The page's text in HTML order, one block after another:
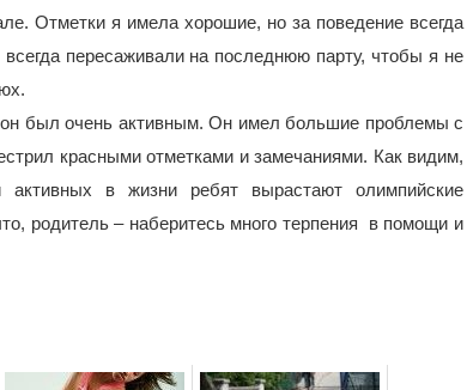
Отметки я имела хорошие, но за поведение всегда
пересаживали на последнюю парту, чтобы я не
был очень активным. Он имел большие проблемы с
красными отметками и замечаниями. Как видим,
активных в жизни ребят вырастают олимпийские
родитель – наберитесь много терпения в помощи и